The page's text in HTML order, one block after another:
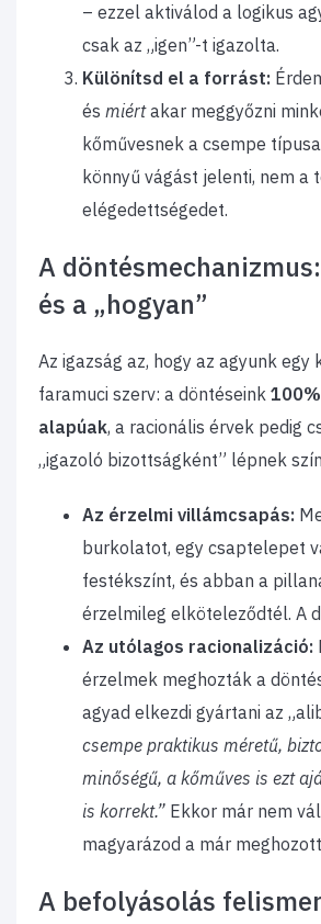
– ezzel aktiválod a logikus
csak az „igen”-t igazolta.
Különítsd el a forrást:
és miértakar meggyőzni
kőművesnek a csempe
könnyű vágást jelenti, nem a
elégedettségedet.
A
és a „hogyan”
Az igazság az, hogy az agyunk egy
faramuci szerv: a döntéseink
alapúak, a racionális érvek pedig
„igazoló bizottságként” lépnek
Az érzelmi villámcsapás:
burkolatot, egy csaptelepet
festékszínt, és abban a
érzelmileg elköteleződtél. A
Az utólagos racionalizáció:
érzelmek meghozták a
agyad elkezdi gyártani az
csempe praktikus méretű,
minőségű, a kőműves is ezt
is korrekt.” Ekkor már nem
magyarázod a már
A befolyásolás